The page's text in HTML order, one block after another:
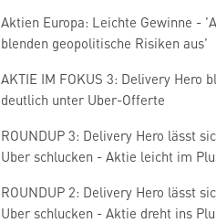
Aktien Europa: Leichte Gewinne -
blenden geopolitische Risiken aus'
AKTIE IM FOKUS 3: Delivery Hero
deutlich unter Uber-Offerte
ROUNDUP 3: Delivery Hero lässt
Uber schlucken - Aktie leicht im
ROUNDUP 2: Delivery Hero lässt
Uber schlucken - Aktie dreht ins